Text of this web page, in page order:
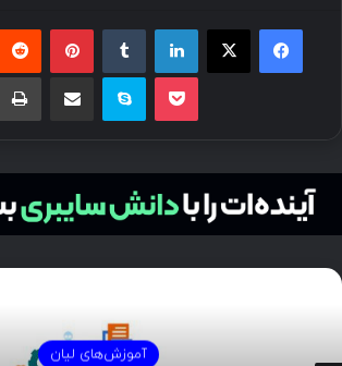
فیسبوک ایکس لینکداین پینتریست
پاکت اسکایپ
آموزش‌های لیان